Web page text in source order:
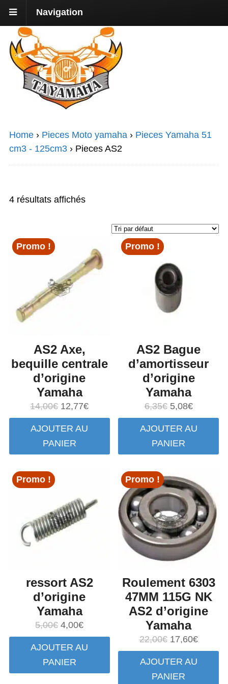
Navigation
Home › Pieces Moto yamaha › Pieces Yamaha 51
cm3 - 125cm3 › Pieces AS2
4 résultats affichés
Promo !
AS2 Axe,
bequille centrale
d’origine
Yamaha
14,00€ Le
prix
initial
était :
12,77€Le
prix
AJOUTER AU
PANIER
Promo !
AS2 Bague
d’amortisseur
d’origine
Yamaha
6,35€ Le
prix
initial
était :
5,08€Le
prix
actuel
AJOUTER AU
PANIER
Promo !
ressort AS2
d’origine
Yamaha
5,00€ Le
prix
initial
était :
4,00€Le
prix
actuel
AJOUTER AU
PANIER
Promo !
Roulement 6303
47MM 115G NK
AS2 d’origine
Yamaha
22,00€ Le
prix
initial
était :
17,60€Le
prix
AJOUTER AU
PANIER